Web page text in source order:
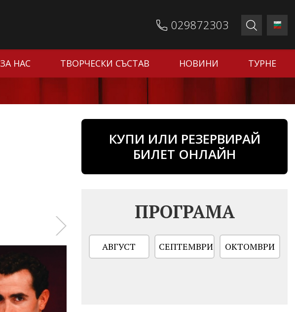
029872303
ЗА НАС ТВОРЧЕСКИ СЪСТАВ НОВИНИ ТУРНЕ
›
КУПИ ИЛИ РЕЗЕРВИРАЙ
БИЛЕТ ОНЛАЙН
ПРОГРАМА
АВГУСТ СЕПТЕМВРИ ОКТОМВРИ